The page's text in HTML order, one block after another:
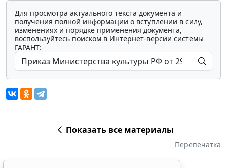
Для просмотра актуального текста документа и
получения полной информации о вступлении в силу,
изменениях и порядке применения документа,
воспользуйтесь поиском в Интернет-версии системы
ГАРАНТ:
Показать все материалы
Перепечатка